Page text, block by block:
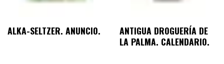
ALKA-SELTZER. ANUNCIO.
ANTIGUA DROGUERÍA DE
LA PALMA. CALENDARIO.